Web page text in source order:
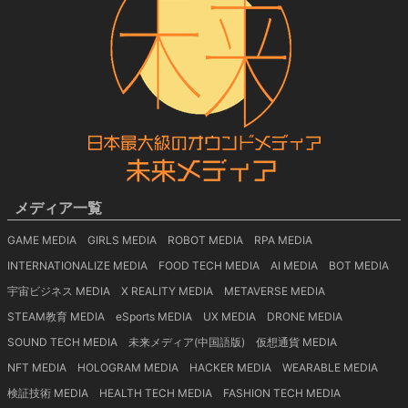
メディア一覧
GAME MEDIA GIRLS MEDIA ROBOT MEDIA
RPA MEDIA
INTERNATIONALIZE MEDIA
FOOD TECH MEDIA AI MEDIA
BOT MEDIA
宇宙ビジネス MEDIA
X REALITY MEDIA
METAVERSE MEDIA
STEAM教育 MEDIA
eSports MEDIA UX MEDIA
DRONE MEDIA
SOUND TECH MEDIA
未来メディア(中国語版)
仮想通貨 MEDIA
NFT MEDIA
HOLOGRAM MEDIA HACKER MEDIA
WEARABLE MEDIA
検証技術 MEDIA
HEALTH TECH MEDIA FASHION TECH MEDIA